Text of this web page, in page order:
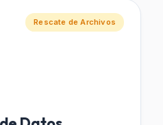
Rescate de Archivos